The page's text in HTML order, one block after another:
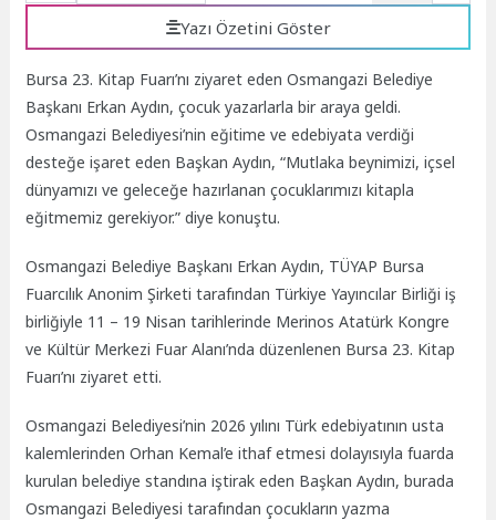
Yazı Özetini Göster
Bursa 23. Kitap Fuarı’nı ziyaret eden Osmangazi Belediye
Başkanı Erkan Aydın, çocuk yazarlarla bir araya geldi.
Osmangazi Belediyesi’nin eğitime ve edebiyata verdiği
desteğe işaret eden Başkan Aydın, “Mutlaka beynimizi, içsel
dünyamızı ve geleceğe hazırlanan çocuklarımızı kitapla
eğitmemiz gerekiyor.” diye konuştu.
Osmangazi Belediye Başkanı Erkan Aydın, TÜYAP Bursa
Fuarcılık Anonim Şirketi tarafından Türkiye Yayıncılar Birliği iş
birliğiyle 11 – 19 Nisan tarihlerinde Merinos Atatürk Kongre
ve Kültür Merkezi Fuar Alanı’nda düzenlenen Bursa 23. Kitap
Fuarı’nı ziyaret etti.
Osmangazi Belediyesi’nin 2026 yılını Türk edebiyatının usta
kalemlerinden Orhan Kemal’e ithaf etmesi dolayısıyla fuarda
kurulan belediye standına iştirak eden Başkan Aydın, burada
Osmangazi Belediyesi tarafından çocukların yazma